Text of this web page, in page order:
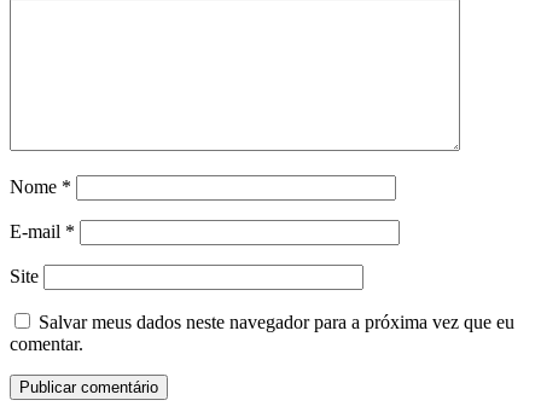
Nome *
E-mail *
Site
Salvar meus dados neste navegador para a próxima vez que eu
comentar.